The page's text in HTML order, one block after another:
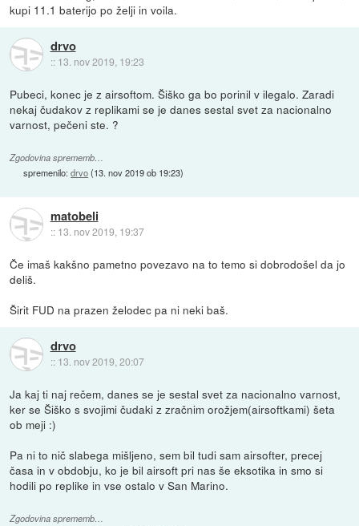
kupi 11.1 baterijo po želji in voila.
drvo
:: 13. nov 2019, 19:23
Pubeci, konec je z airsoftom. Šiško ga bo porinil v ilegalo. Zaradi
nekaj čudakov z replikami se je danes sestal svet za nacionalno
varnost, pečeni ste. ?
Zgodovina sprememb…
spremenilo:drvo(13. nov 2019 ob 19:23)
matobeli
:: 13. nov 2019, 19:37
Če imaš kakšno pametno povezavo na to temo si dobrodošel da jo
deliš.
Širit FUD na prazen želodec pa ni neki baš.
drvo
:: 13. nov 2019, 20:07
Ja kaj ti naj rečem, danes se je sestal svet za nacionalno varnost,
ker se Šiško s svojimi čudaki z zračnim orožjem(airsoftkami) šeta
ob meji :)
Pa ni to nič slabega mišljeno, sem bil tudi sam airsofter, precej
časa in v obdobju, ko je bil airsoft pri nas še eksotika in smo si
hodili po replike in vse ostalo v San Marino.
Zgodovina sprememb…